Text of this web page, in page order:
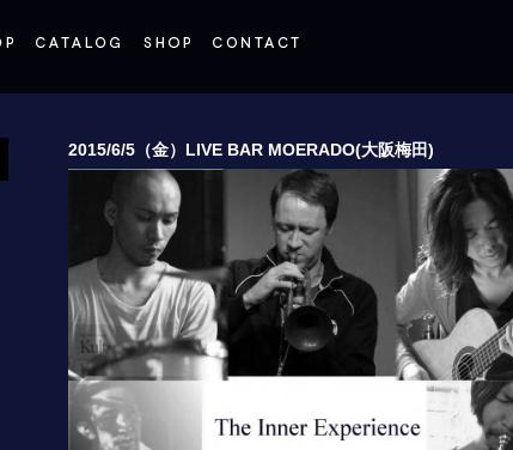
2015/6/5（金）LIVE BAR MOERADO(大阪梅田)